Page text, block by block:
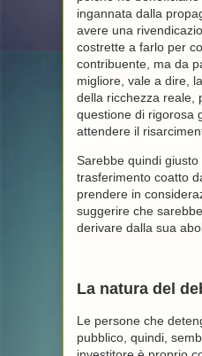
ingannata dalla
avere una
costrette a farlo per
contribuente, ma da
migliore, vale a dire,
della ricchezza reale,
questione di rigorosa
attendere il
Sarebbe quindi
trasferimento coatto
prendere in
suggerire che
derivare dalla sua
La natura del
Le persone che
pubblico, quindi,